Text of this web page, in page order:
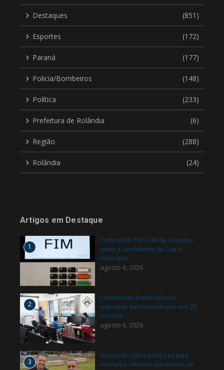
Destaques (851)
Esportes (172)
Paraná (177)
Policia/Bombeiros (148)
Política (233)
Prefeitura de Rolândia (6)
Região (288)
Rolândia (24)
Artigos em Destaque
1
Federação PSOL-Rede oficializa
apoio à candidatura de Lula à
reeleição
agosto 6, 2026
2
Letramento Digital reforça
educação para tecnologias em 20
escolas
agosto 6, 2026
3
Deputado cobra soluções para
energia e internet em bairros de